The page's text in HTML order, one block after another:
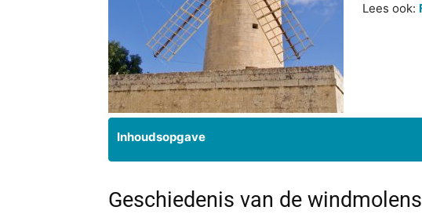
Lees ook:
Inhoudsopgave
Geschiedenis van de